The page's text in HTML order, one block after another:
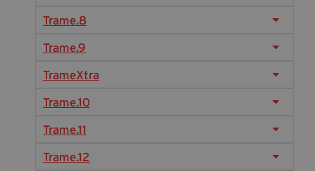
Partecipa
Diventa Partner
Fondazione Trame
Trame.8
Trame.9
TrameXtra
Trame.10
Trame.11
Trame.12